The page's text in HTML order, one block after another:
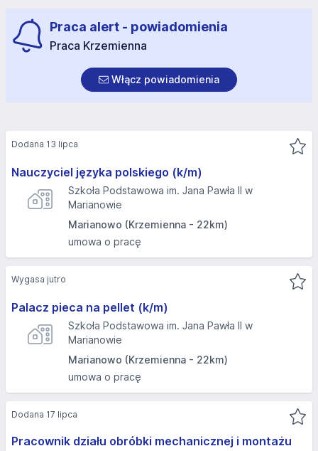
Praca alert - powiadomienia
Praca Krzemienna
Włącz powiadomienia
Nauczyciel języka polskiego (k/m)
Szkoła Podstawowa im. Jana Pawła II w
Marianowie
Marianowo (Krzemienna - 22km)
umowa o pracę
Dodana 13 lipca
Palacz pieca na pellet (k/m)
Szkoła Podstawowa im. Jana Pawła II w
Marianowie
Marianowo (Krzemienna - 22km)
umowa o pracę
Wygasa jutro
Pracownik działu obróbki mechanicznej i montażu
Dodana 17 lipca